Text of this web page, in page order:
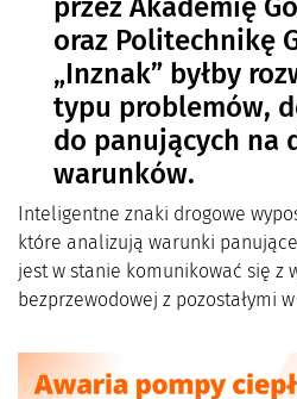
oraz Politechnikę
„Inznak” byłby
typu problemów,
do panujących na
warunków.
Inteligentne znaki drogowe
które analizują warunki
jest w stanie komunikować się z
bezprzewodowej z pozostałymi